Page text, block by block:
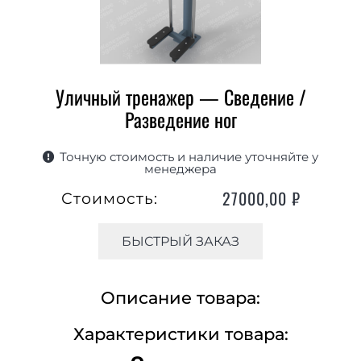
Уличный тренажер — Сведение /
Разведение ног
Точную стоимость и наличие уточняйте у
менеджера
Стоимость: 27000,00 ₽
БЫСТРЫЙ ЗАКАЗ
Описание товара:
Характеристики товара: